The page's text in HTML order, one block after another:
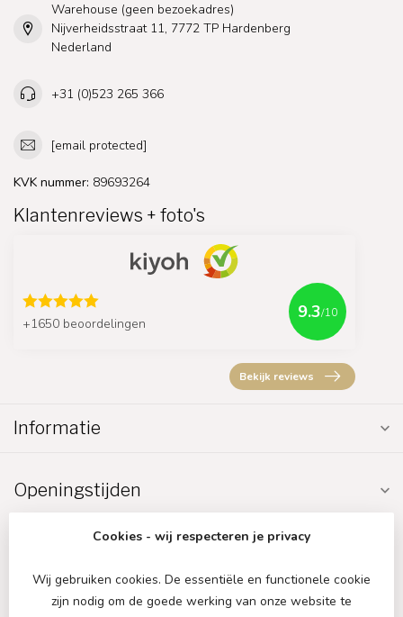
Warehouse (geen bezoekadres)
Nijverheidsstraat 11, 7772 TP Hardenberg
Nederland
+31 (0)523 265 366
[email protected]
KVK nummer: 89693264
Klantenreviews + foto's
+1650 beoordelingen
9.3/10
Bekijk reviews
Informatie
Openingstijden
Cookies - wij respecteren je privacy
Wij gebruiken cookies. De essentiële en functionele cookie
zijn nodig om de goede werking van onze website te